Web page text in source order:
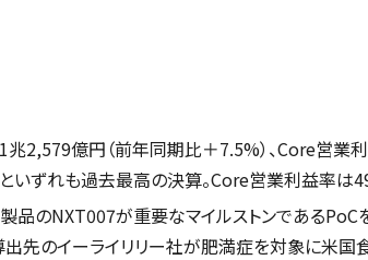
1兆2,579億円（前年同期比＋7.5%）、Core営業
といずれも過去最高の決算。Core営業利益率は
品のNXT007が重要なマイルストンであるPoC
出先のイーライリリー社が肥満症を対象に米国